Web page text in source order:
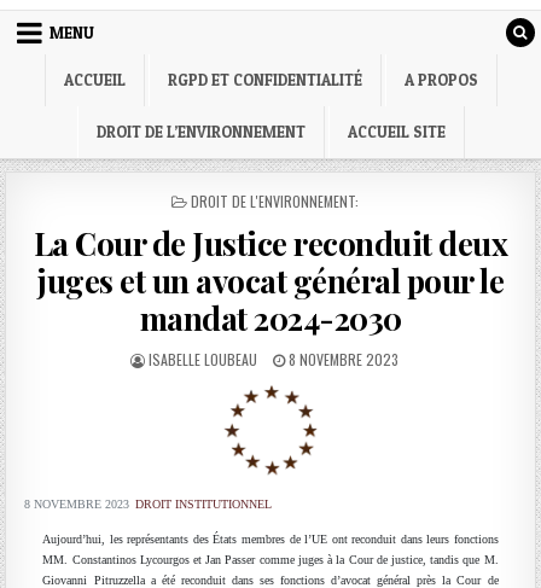
MENU
ACCUEIL RGPD ET CONFIDENTIALITÉ A PROPOS
DROIT DE L’ENVIRONNEMENT ACCUEIL SITE
POSTED
DROIT DE L'ENVIRONNEMENT:
La Cour de Justice reconduit deux
juges et un avocat général pour le
mandat 2024-2030
AUTHOR:
ISABELLE LOUBEAU
PUBLISHED
8 NOVEMBRE 2023
8 NOVEMBRE 2023 DROIT INSTITUTIONNEL
Aujourd’hui, les représentants des États membres de l’UE ont reconduit dans leurs fonctions
MM. Constantinos Lycourgos et Jan Passer comme juges à la Cour de justice, tandis que M.
Giovanni Pitruzzella a été reconduit dans ses fonctions d’avocat général près la Cour de